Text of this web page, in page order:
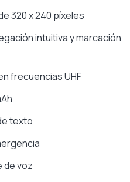
320 x 240 píxeles
intuitiva y marcación
frecuencias UHF
texto
de voz